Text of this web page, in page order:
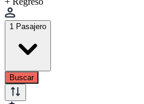
1 Pasajero
Buscar